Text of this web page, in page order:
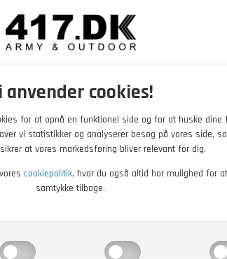
anvender cookies!
for at opnå en funktionel side og for at huske dine
vi statistikker og analyserer besøg på vores side,
at vores markedsføring bliver relevant for dig.
cookiepolitik, hvor du også altid har mulighed for
samtykke tilbage.